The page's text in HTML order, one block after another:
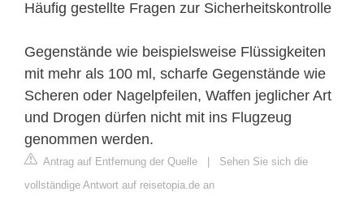
Häufig gestellte Fragen zur Sicherheitskontrolle
Gegenstände wie beispielsweise Flüssigkeiten
mit mehr als 100 ml, scharfe Gegenstände wie
Scheren oder Nagelpfeilen, Waffen jeglicher Art
und Drogen dürfen nicht mit ins Flugzeug
genommen werden.
Antrag auf Entfernung der Quelle | Sehen Sie sich die
vollständige Antwort auf reisetopia.de an